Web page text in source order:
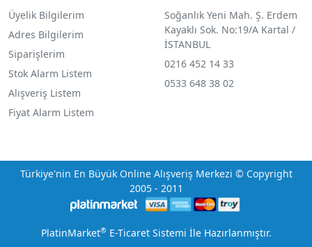
Üyelik Bilgilerim
Adres Bilgilerim
Siparişlerim
Stok Alarm Listem
Alışveriş Listem
Fiyat Alarm Listem
Soğanlık Yeni Mah. Ş. Erdem
Kayaklı Sok. No:19/A Kartal /
İSTANBUL
0216 452 14 33
0533 648 38 02
Türkiye'nin En Büyük Online Alışveriş Merkezi © Copyright
2005 - 2011
PlatinMarket®E-Ticaret Sistemi İle Hazırlanmıştır.